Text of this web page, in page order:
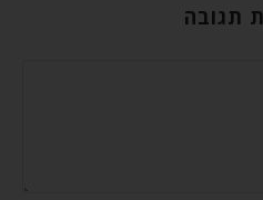
תגובה